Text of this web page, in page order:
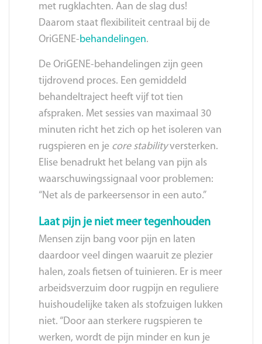
met rugklachten. Aan de slag dus!
Daarom staat flexibiliteit centraal bij de
OriGENE-behandelingen.
De OriGENE-behandelingen zijn geen
tijdrovend proces. Een gemiddeld
behandeltraject heeft vijf tot tien
afspraken. Met sessies van maximaal 30
minuten richt het zich op het isoleren van
rugspieren en je core stabilityversterken.
Elise benadrukt het belang van pijn als
waarschuwingssignaal voor problemen:
“Net als de parkeersensor in een auto.”
Laat pijn je niet meer tegenhouden
Mensen zijn bang voor pijn en laten
daardoor veel dingen waaruit ze plezier
halen, zoals fietsen of tuinieren. Er is meer
arbeidsverzuim door rugpijn en reguliere
huishoudelijke taken als stofzuigen lukken
niet. “Door aan sterkere rugspieren te
werken, wordt de pijn minder en kun je